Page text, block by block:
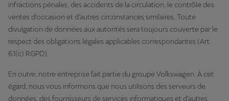
infractions pénales, des accidents de la circulation, le contrôle des
ventes d'occasion et d'autres circonstances similaires. Toute
divulgation de données aux autorités sera toujours couverte par le
respect des obligations légales applicables correspondantes (Art.
6.1(c) RGPD).
En outre, notre entreprise fait partie du groupe Volkswagen. À cet
égard, nous vous informons que nous utilisons des serveurs de
données, des fournisseurs de services informatiques et d'autres